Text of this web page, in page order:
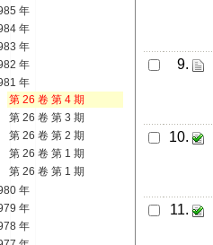
年
年
年
年
年
第 26 卷 第 4 期
第 26 卷 第 3 期
第 26 卷 第 2 期
第 26 卷 第 1 期
第 26 卷 第 1 期
年
年
年
9.
10.
11.